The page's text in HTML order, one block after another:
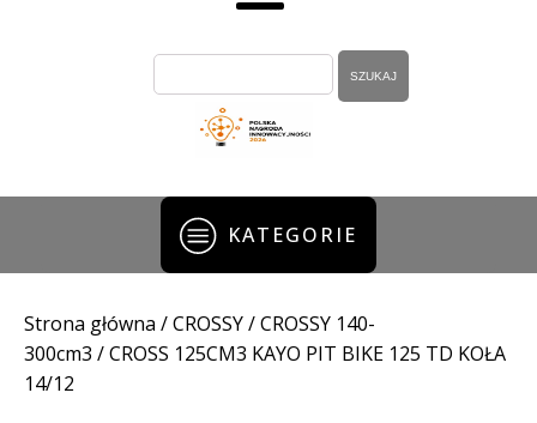
KATEGORIE
Strona główna /CROSSY/CROSSY 140-
300cm3 / CROSS 125CM3 KAYO PIT BIKE 125 TD KOŁA
14/12